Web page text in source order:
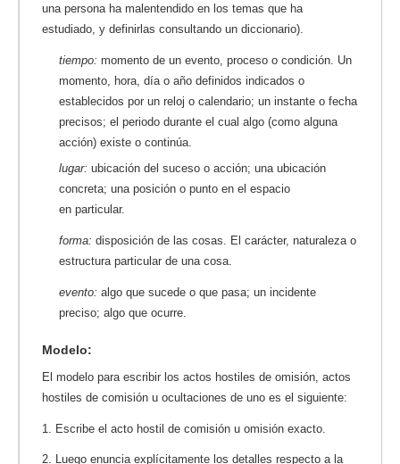
una persona ha malentendido en los temas que ha
estudiado, y definirlas consultando un diccionario).
tiempo: momento de un evento, proceso o condición. Un
momento, hora, día o año definidos indicados o
establecidos por un reloj o calendario; un instante o fecha
precisos; el periodo durante el cual algo (como alguna
acción) existe o continúa.
lugar: ubicación del suceso o acción; una ubicación
concreta; una posición o punto en el espacio
en particular.
forma: disposición de las cosas. El carácter, naturaleza o
estructura particular de una cosa.
evento: algo que sucede o que pasa; un incidente
preciso; algo que ocurre.
Modelo:
El modelo para escribir los actos hostiles de omisión, actos
hostiles de comisión u ocultaciones de uno es el siguiente:
1. Escribe el acto hostil de comisión u omisión exacto.
2. Luego enuncia explícitamente los detalles respecto a la